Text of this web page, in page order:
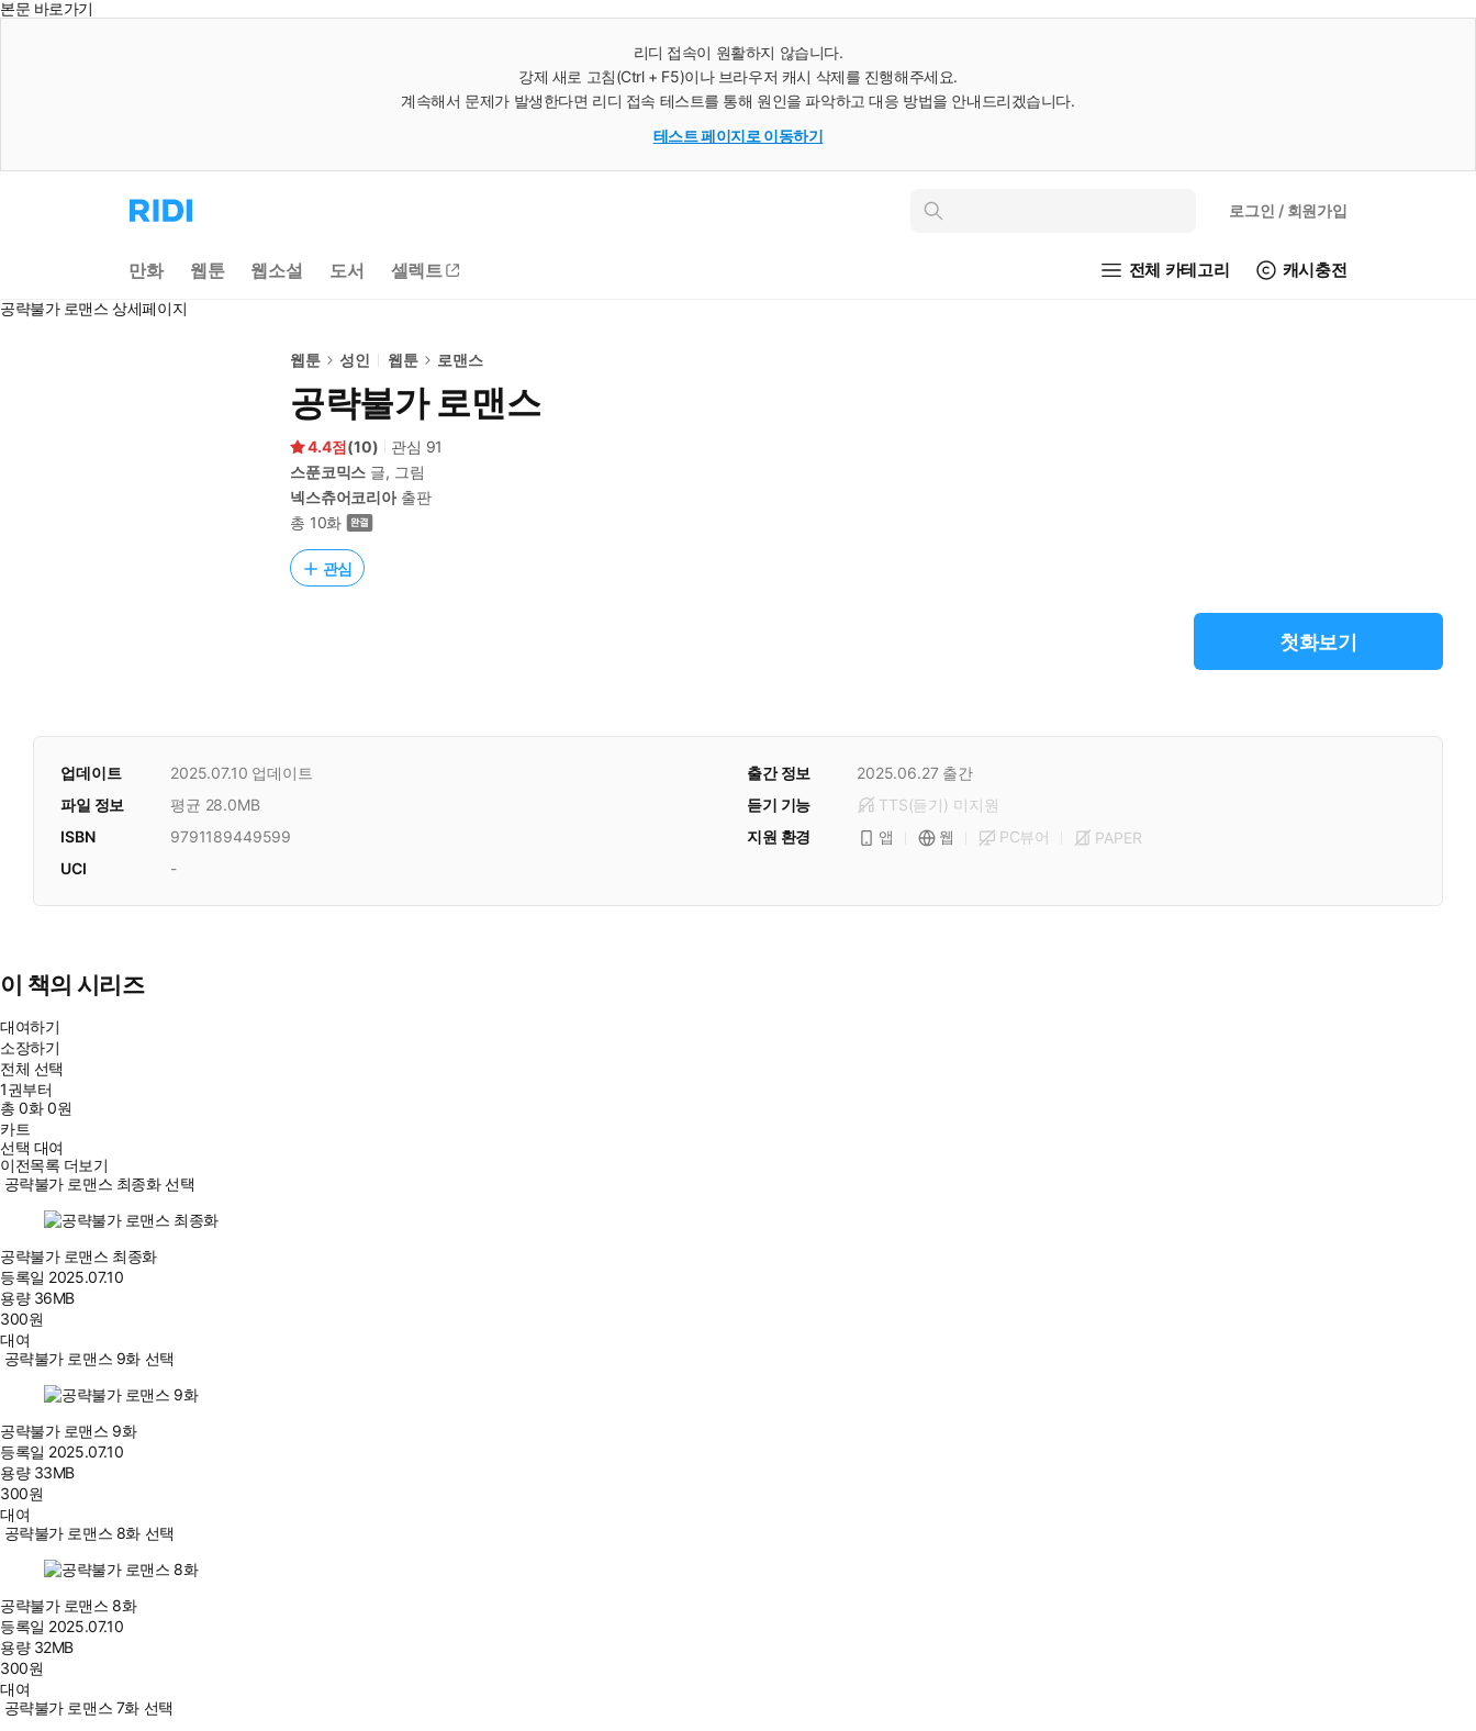
본문 바로가기
리디 접속이 원활하지 않습니다.
강제 새로 고침(Ctrl + F5)이나 브라우저 캐시 삭제를 진행해주세요.
계속해서 문제가 발생한다면 리디 접속 테스트를 통해 원인을 파악하고 대응 방법을 안내드리겠습니다.
테스트 페이지로 이동하기
리
디
으
로
동
인
로그인 / 회원가입
만화 웹툰 웹소설 도서 셀렉트 전체 카테고리 캐시충전
공략불가 로맨스 상세페이지
웹툰 성인 웹툰 로맨스
공략불가 로맨스
4.4 (10) 관심 91
스푼코믹스 글, 그림
넥스츄어코리아출판
총 10화
관심
첫화보기
업데이트 2025.07.10 업데이트 출간 정보 2025.06.27 출간
듣기 기능
TTS(듣기) 미지원
파일 정보
평균 28.0MB
지원 환경
앱 웹 PC뷰어 PAPER
ISBN
9791189449599
UCI
-
이 책의 시리즈
대여하기
소장하기
전체 선택
1권부터
총0화0원
카트
선택 대여
이전목록 더보기
공략불가 로맨스 최종화 선택
공략불가 로맨스 최종화
등록일 2025.07.10
용량 36MB
300원
대여
공략불가 로맨스 9화 선택
공략불가 로맨스 9화
등록일 2025.07.10
용량 33MB
300원
대여
공략불가 로맨스 8화 선택
공략불가 로맨스 8화
등록일 2025.07.10
용량 32MB
300원
대여
공략불가 로맨스 7화 선택